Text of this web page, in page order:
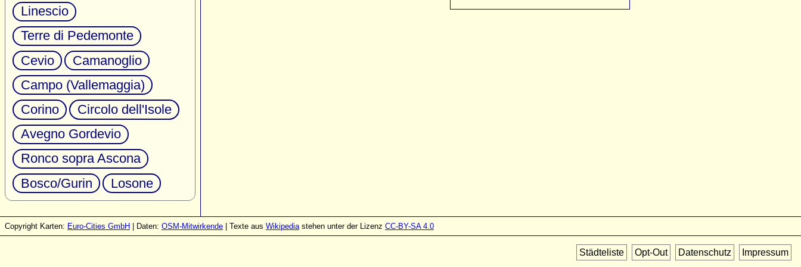
Linescio
Terre di Pedemonte
Cevio
Camanoglio
Campo (Vallemaggia)
Corino
Circolo dell'Isole
Avegno Gordevio
Ronco sopra Ascona
Bosco/Gurin
Losone
Copyright Karten: Euro-Cities GmbH | Daten: OSM-Mitwirkende | Texte aus Wikipediastehen unter der Lizenz CC-BY-SA 4.0
Städteliste Opt-Out Datenschutz Impressum